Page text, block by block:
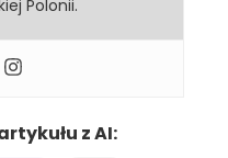
Polonii.
z AI: